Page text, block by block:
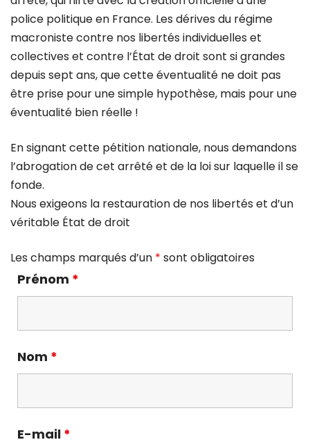
police politique en France. Les dérives du régime
macroniste contre nos libertés individuelles et
collectives et contre l’État de droit sont si grandes
depuis sept ans, que cette éventualité ne doit pas
être prise pour une simple hypothèse, mais pour une
éventualité bien réelle !
En signant cette pétition nationale, nous demandons
l’abrogation de cet arrêté et de la loi sur laquelle il se
fonde.
Nous exigeons la restauration de nos libertés et d’un
véritable État de droit
Les champs marqués d’un * sont obligatoires
Prénom *
Nom *
E-mail *